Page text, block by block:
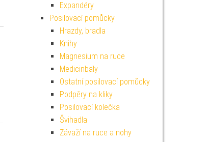
Expandéry
Posilovací pomůcky
Hrazdy, bradla
Knihy
Magnesium na ruce
Medicinbaly
Ostatní posilovací pomůcky
Podpěry na kliky
Posilovací kolečka
Švihadla
Závaží na ruce a nohy